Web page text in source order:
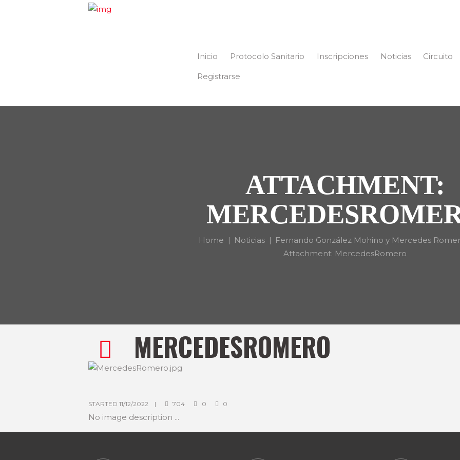
Inicio Protocolo Sanitario Inscripciones Noticias Circuito
Registrarse
ATTACHMENT:
Home Noticias
Fernando González Mohino y Mercedes
Attachment: MercedesRomero
MERCEDESROMERO
STARTED 11/12/2022 704 0 0
No image description ...